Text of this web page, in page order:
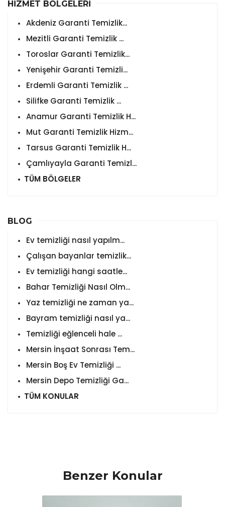
HİZMET BÖLGELERİ
Akdeniz Garanti Temizlik...
Mezitli Garanti Temizlik ...
Toroslar Garanti Temizlik...
Yenişehir Garanti Temizli...
Erdemli Garanti Temizlik ...
Silifke Garanti Temizlik ...
Anamur Garanti Temizlik H...
Mut Garanti Temizlik Hizm...
Tarsus Garanti Temizlik H...
Çamlıyayla Garanti Temizl...
TÜM BÖLGELER
BLOG
Ev temizliği nasıl yapılm...
Çalışan bayanlar temizlik...
Ev temizliği hangi saatle...
Bahar Temizliği Nasıl Olm...
Yaz temizliği ne zaman ya...
Bayram temizliği nasıl ya...
Temizliği eğlenceli hale ...
Mersin İnşaat Sonrası Tem...
Mersin Boş Ev Temizliği ...
Mersin Depo Temizliği Ga...
TÜM KONULAR
Benzer Konular